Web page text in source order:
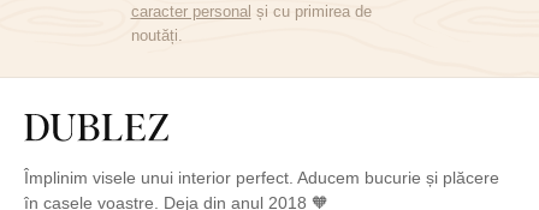
caracter personal și cu primirea de
noutăți.
Împlinim visele unui interior perfect. Aducem bucurie și plăcere
în casele voastre. Deja din anul 2018 🧡